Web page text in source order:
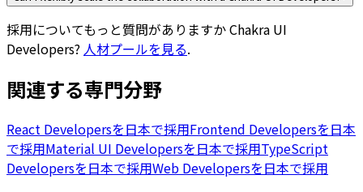
採用についてもっと質問がありますかChakra UI
Developers? 人材プールを見る.
関連する専門分野
React Developersを日本で採用Frontend Developersを日本
で採用Material UI Developersを日本で採用TypeScript
Developersを日本で採用Web Developersを日本で採用